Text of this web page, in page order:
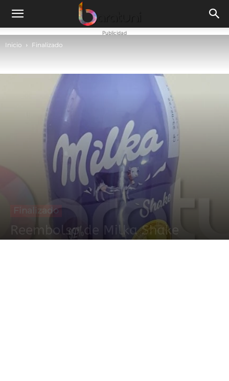
Publicidad
Inicio Finalizado
Finalizado
Reembolso de Milka Shake